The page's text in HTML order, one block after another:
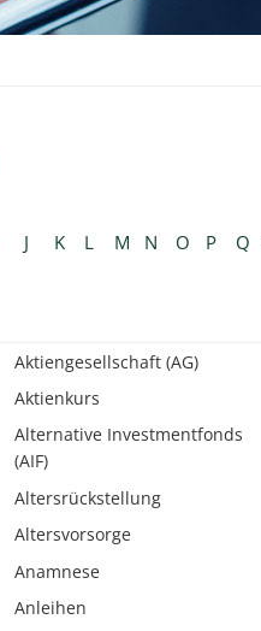
J K L M N O P Q
Aktiengesellschaft (AG)
Aktienkurs
Alternative Investmentfonds
(AIF)
Altersrückstellung
Altersvorsorge
Anamnese
Anleihen